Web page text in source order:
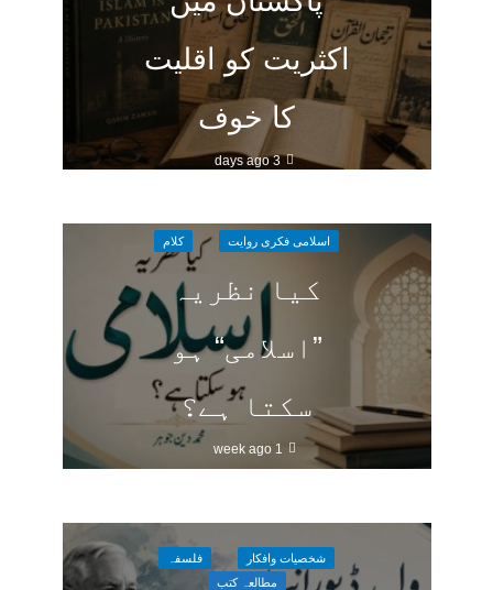
اکثریت کو اقلیت
کا خوف
3 days ago
اسلامی فکری روایت کلام
کیا نظریہ
”اسلامی“ ہو
سکتا ہے؟
1 week ago
شخصیات وافکار
فلسفہ
مطالعہ کتب